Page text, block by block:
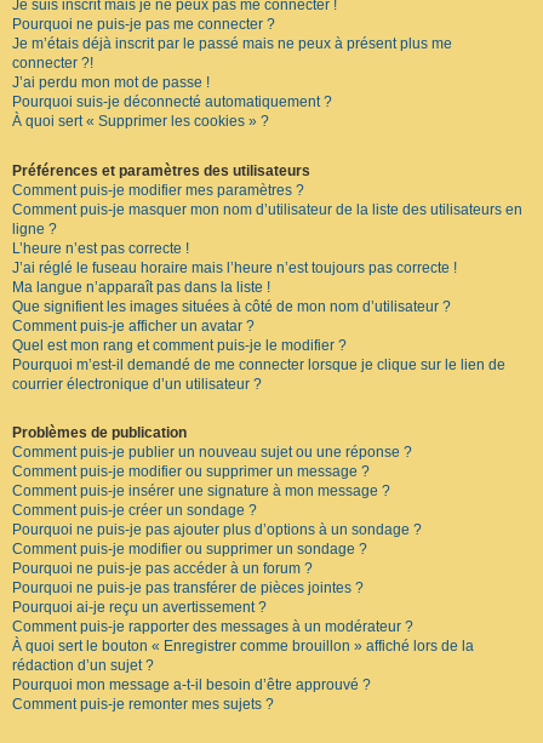
t
i
o
n
F
Je suis inscrit mais je ne peux pas me connecter !
Pourquoi ne puis-je pas me connecter ?
Je m’étais déjà inscrit par le passé mais ne peux à présent plus me
connecter ?!
J’ai perdu mon mot de passe !
Pourquoi suis-je déconnecté automatiquement ?
À quoi sert « Supprimer les cookies » ?
Préférences et paramètres des utilisateurs
Comment puis-je modifier mes paramètres ?
Comment puis-je masquer mon nom d’utilisateur de la liste des utilisateurs en
ligne ?
L’heure n’est pas correcte !
J’ai réglé le fuseau horaire mais l’heure n’est toujours pas correcte !
Ma langue n’apparaît pas dans la liste !
Que signifient les images situées à côté de mon nom d’utilisateur ?
Comment puis-je afficher un avatar ?
Quel est mon rang et comment puis-je le modifier ?
Pourquoi m’est-il demandé de me connecter lorsque je clique sur le lien de
courrier électronique d’un utilisateur ?
Problèmes de publication
Comment puis-je publier un nouveau sujet ou une réponse ?
Comment puis-je modifier ou supprimer un message ?
Comment puis-je insérer une signature à mon message ?
Comment puis-je créer un sondage ?
Pourquoi ne puis-je pas ajouter plus d’options à un sondage ?
Comment puis-je modifier ou supprimer un sondage ?
Pourquoi ne puis-je pas accéder à un forum ?
Pourquoi ne puis-je pas transférer de pièces jointes ?
Pourquoi ai-je reçu un avertissement ?
Comment puis-je rapporter des messages à un modérateur ?
À quoi sert le bouton « Enregistrer comme brouillon » affiché lors de la
rédaction d’un sujet ?
Pourquoi mon message a-t-il besoin d’être approuvé ?
Comment puis-je remonter mes sujets ?